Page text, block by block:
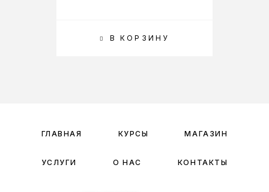
В КОРЗИНУ
ГЛАВНАЯ КУРСЫ МАГАЗИН
УСЛУГИ О НАС КОНТАКТЫ